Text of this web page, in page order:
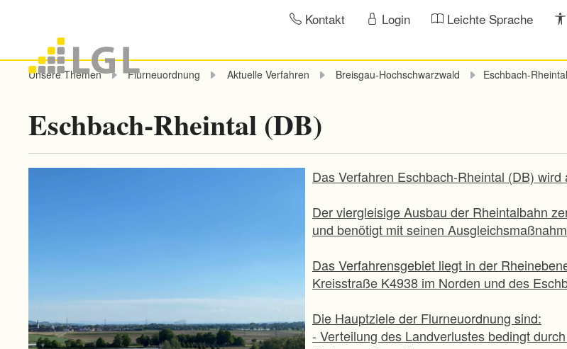
Kontakt Login Leichte Sprache
Unsere Themen Flurneuordnung Aktuelle Verfahren Breisgau-Hochschwarzwald Eschbach-
Eschbach-Rheintal (DB)
Das Verfahren Eschbach-Rheintal (DB)
Der viergleisige Ausbau der Rheintalbahn
und benötigt mit seinen
Das Verfahrensgebiet liegt in der
Kreisstraße K4938 im Norden und des
Die Hauptziele der Flurneuordnung sind:
- Verteilung des Landverlustes bedingt